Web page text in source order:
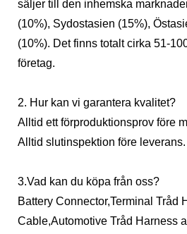
säljer till den inhemska
(10%), Sydostasien (15%),
(10%). Det finns totalt cirka 51-
företag.
2. Hur kan vi garantera kvalitet?
Alltid ett förproduktionsprov före
Alltid slutinspektion före leverans.
3.Vad kan du köpa från oss?
Battery Connector,Terminal Tråd
Cable,Automotive Tråd Harness